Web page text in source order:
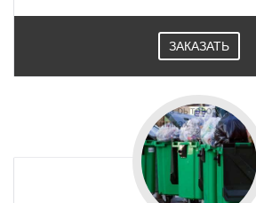
ЗАКАЗАТЬ